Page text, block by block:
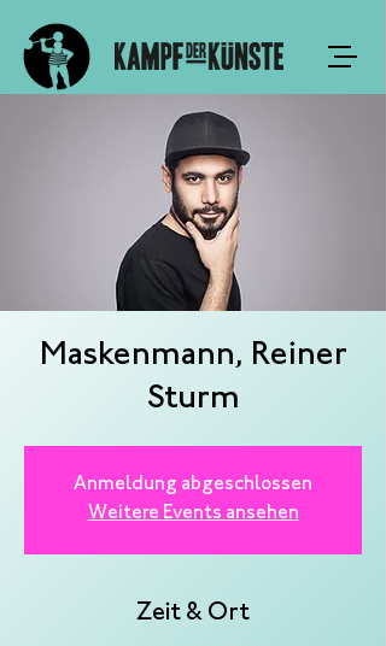
Maskenmann, Reiner
Sturm
Anmeldung abgeschlossen
Weitere Events ansehen
Zeit & Ort